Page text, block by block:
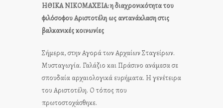
ΗΘΙΚΑ ΝΙΚΟΜΑΧΕΙΑ: η διαχρονικότητα του
φιλόσοφου Αριστοτέλη ως αντανάκλαση στις
βαλκανικές κοινωνίες
Σήμερα, στην Αγορά των Αρχαίων Σταγείρων.
Μυσταγωγία. Γαλάζιο και Πράσινο ανάμεσα σε
σπουδαία αρχαιολογικά ευρήματα. Η γενέτειρα
του Αριστοτέλη. Ο τόπος που
πρωτοστοχάσθηκε.